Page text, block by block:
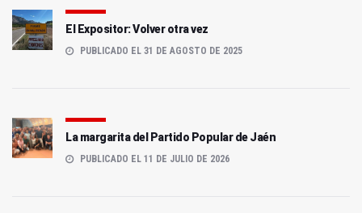
El Expositor: Volver otra vez
PUBLICADO EL 31 DE AGOSTO DE 2025
La margarita del Partido Popular de Jaén
PUBLICADO EL 11 DE JULIO DE 2026